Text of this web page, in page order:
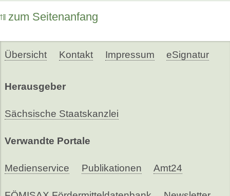
zum Seitenanfang
Übersicht Kontakt Impressum eSignatur
Herausgeber
Sächsische Staatskanzlei
Verwandte Portale
Medienservice Publikationen Amt24